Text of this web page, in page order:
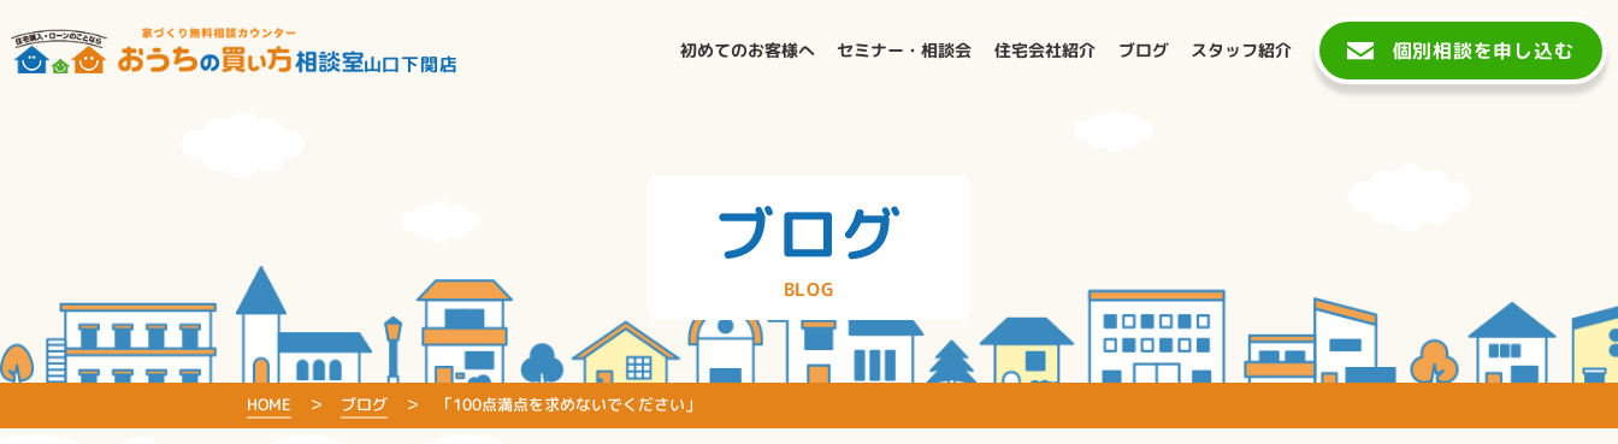
山口下関店
初めてのお客様へ セミナー・相談会 住宅会社紹介 ブログ スタッフ紹介 個別相談を申し込む
ブログ
BLOG
HOME ブログ 「100点満点を求めないでください」